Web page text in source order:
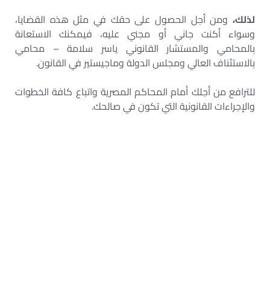
لذلك، ومن أجل الحصول على حقك في مثل هذه القضايا،
وسواء أكنت جاني أو مجني عليه، فيمكنك الاستعانة
بالمحامي والمستشار القانوني ياسر سلامة – محامي
بالاستئناف العالي ومجلس الدولة وماجيستير في القانون.
للترافع من أجلك أمام المحاكم المصرية واتباع كافة الخطوات
والإجراءات القانونية التي تكون في صالحك.